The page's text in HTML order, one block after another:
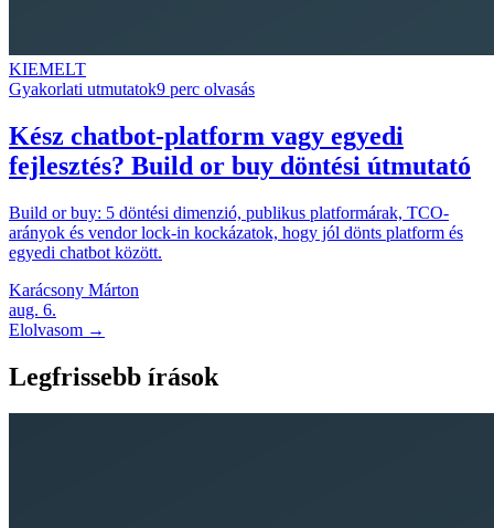
KIEMELT
Gyakorlati utmutatok9 perc olvasás
Kész chatbot-platform vagy egyedi
fejlesztés? Build or buy döntési útmutató
Build or buy: 5 döntési dimenzió, publikus platformárak, TCO-
arányok és vendor lock-in kockázatok, hogy jól dönts platform és
egyedi chatbot között.
Karácsony Márton
aug. 6.
Elolvasom →
Legfrissebb írások